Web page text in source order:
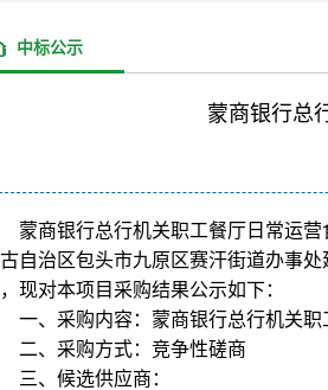
中标公示
蒙商银行总
蒙商银行总行机关职工餐厅日常运
自治区包头市九原区赛汗街道办事
现对本项目采购结果公示如下：
一、采购内容：蒙商银行总行机关职
二、采购方式：竞争性磋商
三、候选供应商：